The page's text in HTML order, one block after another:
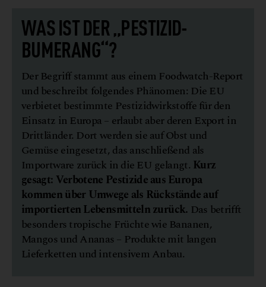
WAS IST DER „PESTIZID-
BUMERANG“?
Der Begriff stammt aus einem Foodwatch-Report
und beschreibt folgendes Phänomen: Die EU
verbietet bestimmte Pestizidwirkstoffe für den
Einsatz in Europa – erlaubt aber deren Export in
Drittländer. Dort werden sie auf Obst und
Gemüse eingesetzt, das anschließend als
Importware zurück in die EU gelangt. Kurz
gesagt: Verbotene Pestizide aus Europa
kommen über Umwege als Rückstände auf
importierten Lebensmitteln zurück. Das betrifft
besonders tropische Früchte wie Bananen,
Mangos und Ananas – Produkte mit langen
Lieferketten und intensivem Anbau.